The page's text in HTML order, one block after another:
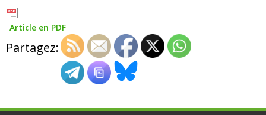
Article en PDF
Partagez: